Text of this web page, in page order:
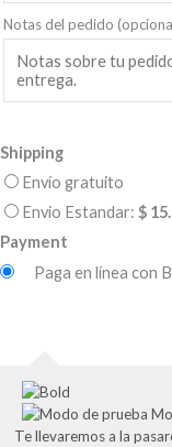
Notas del pedido
Shipping
Envío gratuito
Envio Estandar: $
Payment
Paga en línea con
Te llevaremos a la